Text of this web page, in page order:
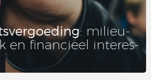
: mi­li­eu­
en fi­nan­ci­eel in­te­res­